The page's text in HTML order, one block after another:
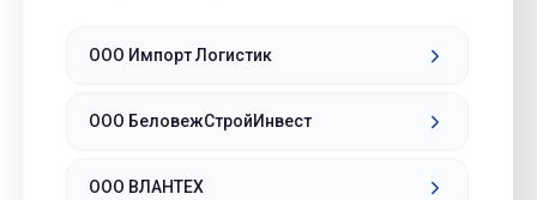
ООО Импорт Логистик
ООО БеловежСтройИнвест
ООО ВЛАНТЕХ